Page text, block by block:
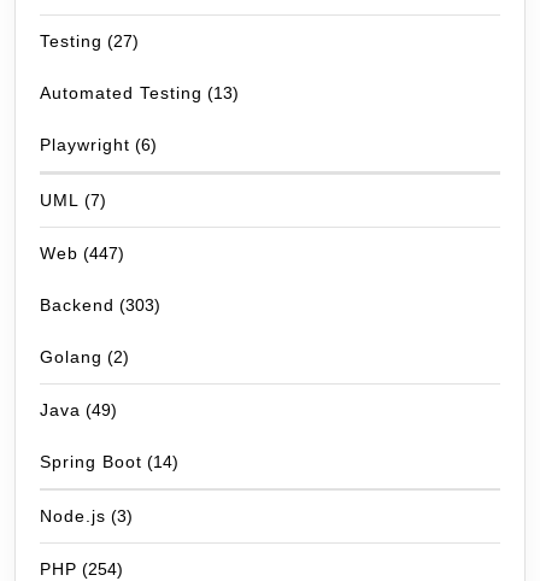
Testing (27)
Automated Testing (13)
Playwright (6)
UML (7)
Web (447)
Backend (303)
Golang (2)
Java (49)
Spring Boot (14)
Node.js (3)
PHP (254)